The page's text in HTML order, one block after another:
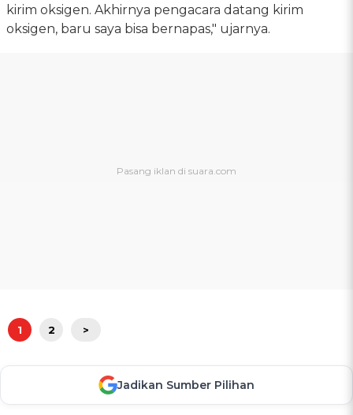
kirim oksigen. Akhirnya pengacara datang kirim
oksigen, baru saya bisa bernapas," ujarnya.
1 2 >
Jadikan Sumber Pilihan